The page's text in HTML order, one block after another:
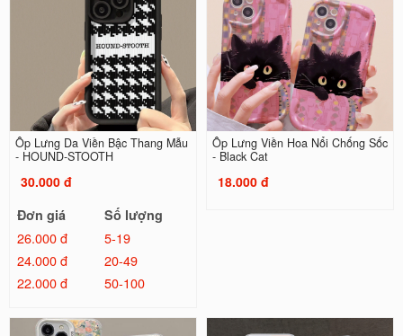
Ốp Lưng Da Viền Bậc Thang Mẫu
- HOUND-STOOTH
30.000 đ
Đơn giá
Số lượng
26.000 đ
5-19
24.000 đ
20-49
22.000 đ
50-100
Ốp Lưng Viền Hoa Nổi Chống Sốc
- Black Cat
18.000 đ